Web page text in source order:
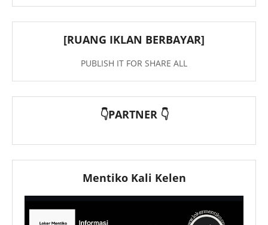
[RUANG IKLAN BERBAYAR]
PUBLISH IT FOR SHARE ALL
👇PARTNER 👇
Mentiko Kali Kelen